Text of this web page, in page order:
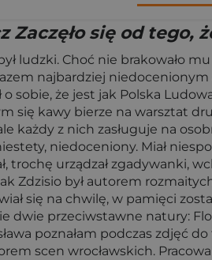
Zaczęło się od tego,
ludzki. Choć nie brakowało
najbardziej
o sobie, że jest jak Polska
się kawy bierze na warsztat
każdy z nich zasługuje na
niedoceniony. Miał
trochę urządzał zgadywanki,
Zdzisio był autorem
się na chwilę, w pamięci
dwie przeciwstawne natury:
poznałam podczas zdjęć
scen wrocławskich.